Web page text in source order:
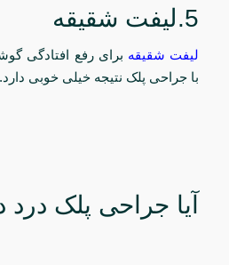
5.لیفت شقیقه
لیفت شقیقه برای رفع افتادگی
با جراحی پلک نتیجه خیلی خوبی دارد.
آیا جراحی پلک درد